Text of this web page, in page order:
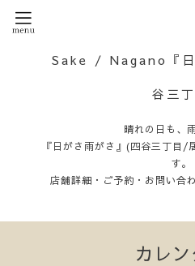
Sake / Nagano『日
谷三
晴れの日も、
『日がさ雨がさ』(四谷三丁目/
す。
店舗詳細・ご予約・お問い合
カレ